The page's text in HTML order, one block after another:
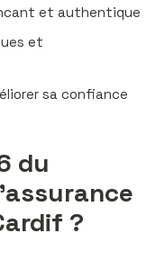
et authentique
et
sa confiance
du
?